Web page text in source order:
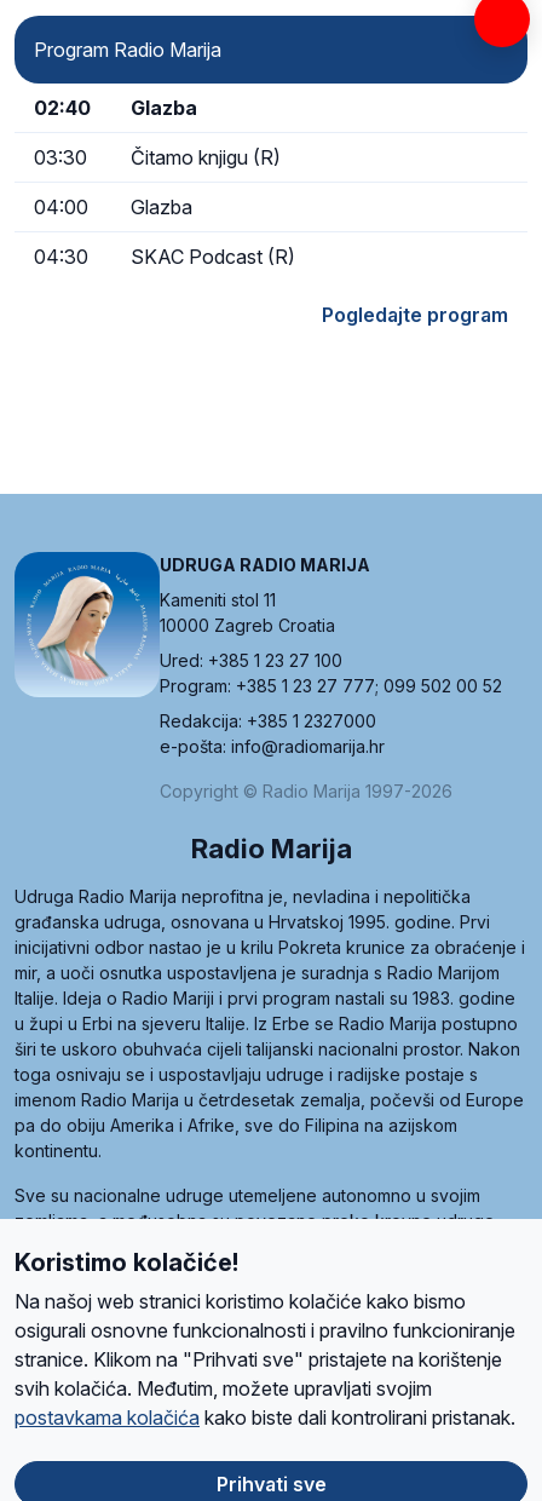
Program Radio Marija
02:40 Glazba
03:30 Čitamo knjigu (R)
04:00 Glazba
04:30 SKAC Podcast (R)
Pogledajte program
UDRUGA RADIO MARIJA
Kameniti stol 11
10000 Zagreb Croatia
Ured: +385 1 23 27 100
Program: +385 1 23 27 777; 099 502 00 52
Redakcija: +385 1 2327000
e-pošta: info@radiomarija.hr
Copyright © Radio Marija 1997-2026
Radio Marija
Udruga Radio Marija neprofitna je, nevladina i nepolitička
građanska udruga, osnovana u Hrvatskoj 1995. godine. Prvi
inicijativni odbor nastao je u krilu Pokreta krunice za obraćenje i
mir, a uoči osnutka uspostavljena je suradnja s Radio Marijom
Italije. Ideja o Radio Mariji i prvi program nastali su 1983. godine
u župi u Erbi na sjeveru Italije. Iz Erbe se Radio Marija postupno
širi te uskoro obuhvaća cijeli talijanski nacionalni prostor. Nakon
toga osnivaju se i uspostavljaju udruge i radijske postaje s
imenom Radio Marija u četrdesetak zemalja, počevši od Europe
pa do obiju Amerika i Afrike, sve do Filipina na azijskom
kontinentu.
Sve su nacionalne udruge utemeljene autonomno u svojim
zemljama, a međusobna su povezane preko krovne udruge
Radio Maria). Svjetsku obitelj utemeljilo je sedam članica, među
kojima je i hrvatska Udruga Radio Marija.
O namaRadio ProgramVolonteriPrijateljiKontaktPravila privatnosti
Ova stranica je zaštićena Google reCAPTCHA sustavom
Koristimo kolačiće!
Na našoj web stranici koristimo kolačiće kako bismo
osigurali osnovne funkcionalnosti i pravilno funkcioniranje
stranice. Klikom na "Prihvati sve" pristajete na korištenje
svih kolačića. Međutim, možete upravljati svojim
postavkama kolačića kako biste dali kontrolirani pristanak.
Prihvati sve